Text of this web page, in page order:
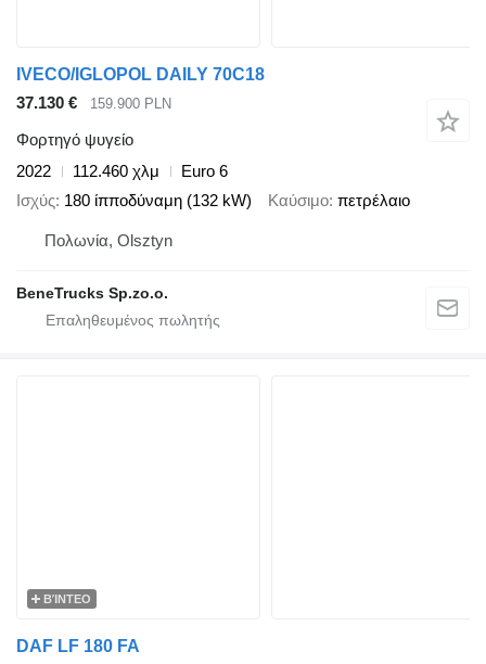
IVECO/IGLOPOL DAILY 70C18
37.130 €
159.900 PLN
Φορτηγό ψυγείο
2022
112.460 χλμ
Euro 6
Ισχύς 180 ίπποδύναμη (132 kW) Καύσιμο πετρέλαιο
Πολωνία, Olsztyn
BeneTrucks Sp.zo.o.
ΒΊΝΤΕΟ
DAF LF 180 FA